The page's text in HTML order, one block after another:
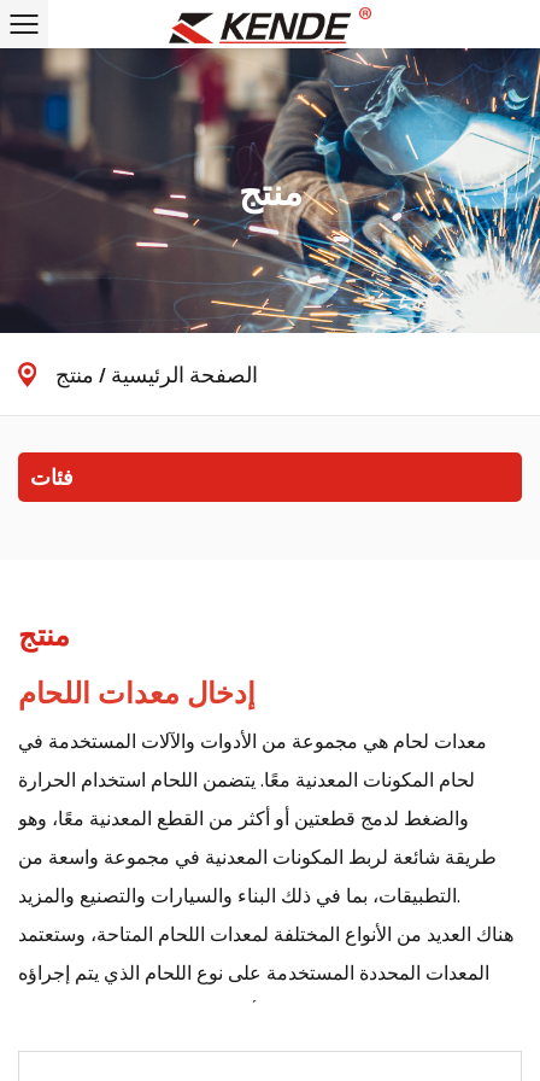
منتج
الصفحة الرئيسية / منتج
فئات
منتج
معدات لحام هي مجموعة من الأدوات والآلات المستخدمة في
لحام المكونات المعدنية معًا. يتضمن اللحام استخدام الحرارة
والضغط لدمج قطعتين أو أكثر من القطع المعدنية معًا، وهو
طريقة شائعة لربط المكونات المعدنية في مجموعة واسعة من
التطبيقات، بما في ذلك البناء والسيارات والتصنيع والمزيد.
هناك العديد من الأنواع المختلفة لمعدات اللحام المتاحة، وستعتمد
المعدات المحددة المستخدمة على نوع اللحام الذي يتم إجراؤه
والمواد التي يتم لحامها. بعض الأنواع الشائعة من معدات اللحام
تشمل: